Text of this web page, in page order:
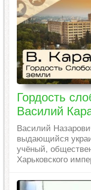
Гордость
Василий
Василий
выдающийся
учёный,
Харьковского